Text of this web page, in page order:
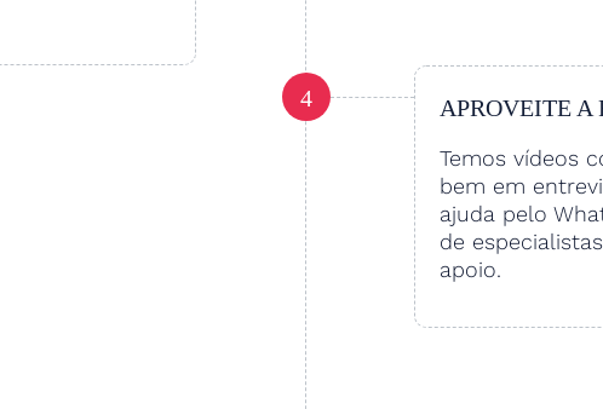
4 APROVEITE A
Temos vídeos
bem em
ajuda pelo
de
apoio.